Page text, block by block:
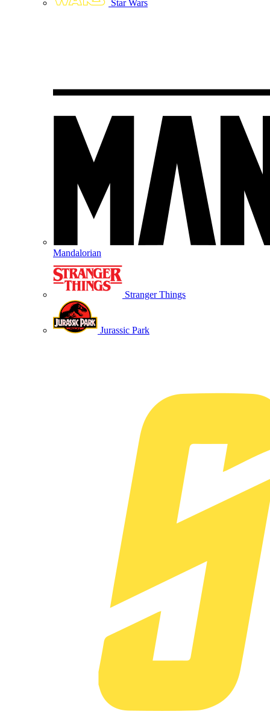
Star Wars
Mandalorian
Stranger Things
Jurassic Park